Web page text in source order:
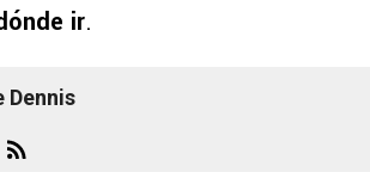
ir.
Dennis